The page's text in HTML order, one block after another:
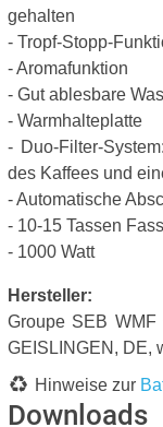
gehalten
- Tropf-Stopp-
- Aromafunktion
- Gut ablesbare
- Warmhalteplatte
- Duo-Filter-
des Kaffees und
- Automatische
- 10-15 Tassen
- 1000 Watt
Hersteller:
Groupe SEB WMF
GEISLINGEN, DE,
Hinweise zur
Downloads